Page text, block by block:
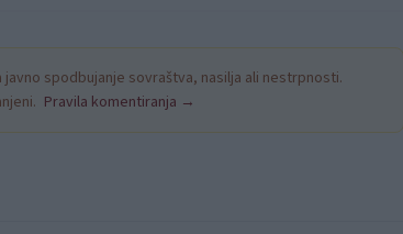
spodbujanje sovraštva, nasilja ali nestrpnosti.
Pravila komentiranja →